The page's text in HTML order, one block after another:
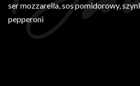
ser mozzarella, sos pomidorowy,
pepperoni